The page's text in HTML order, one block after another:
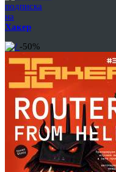
подписка
на
Хакер
-50%